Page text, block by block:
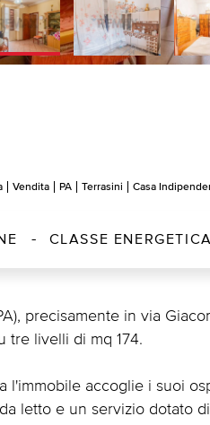
Vendita PA Terrasini Casa
CLASSE ENERGETICA
precisamente in via
tre livelli di mq 174.
l'immobile accoglie i suoi
letto e un servizio dotato